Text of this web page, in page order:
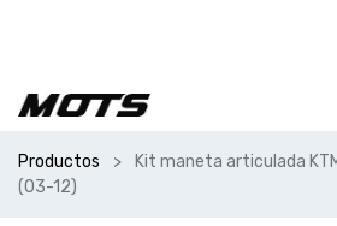
Productos
Kit maneta articulada
(03-12)